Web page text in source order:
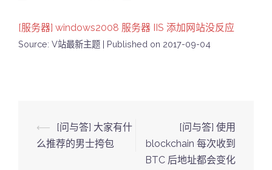
[服务器] windows2008 服务器 IIS 添加网站没反应
Source: V站最新主题 Published on 2017-09-04
Post
navigation
⟵
[问与答] 大家有什
么推荐的男士挎包
[问与答] 使用
blockchain 每次收到
BTC 后地址都会变化